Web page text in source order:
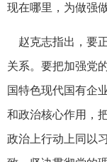
现在哪里，为做强
赵克志指出，要
关系。要把加强党
国特色现代国有企
和政治核心作用，
政治上行动上同以